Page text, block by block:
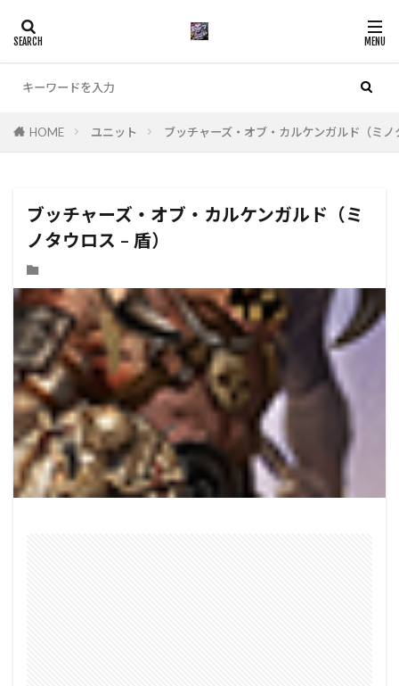
HOME ユニット ブッチャーズ・オブ・カルケンガルド（ミノ
ブッチャーズ・オブ・カルケンガルド（ミ
ノタウロス – 盾）
カテゴリー